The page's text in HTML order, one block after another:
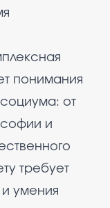
понимания
от
и
требует
и умения